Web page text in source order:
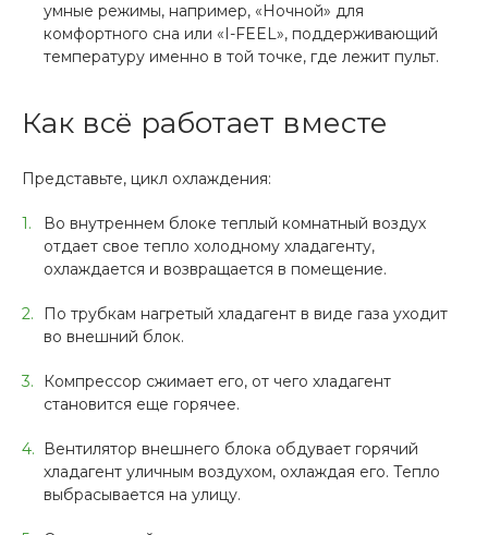
умные режимы, например, «Ночной» для
комфортного сна или «I-FEEL», поддерживающий
температуру именно в той точке, где лежит пульт.
Как всё работает вместе
Представьте, цикл охлаждения:
Во внутреннем блоке теплый комнатный воздух
отдает свое тепло холодному хладагенту,
охлаждается и возвращается в помещение.
По трубкам нагретый хладагент в виде газа уходит
во внешний блок.
Компрессор сжимает его, от чего хладагент
становится еще горячее.
Вентилятор внешнего блока обдувает горячий
хладагент уличным воздухом, охлаждая его. Тепло
выбрасывается на улицу.